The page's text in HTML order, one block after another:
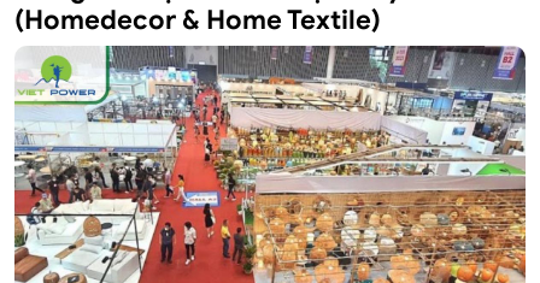
(Homedecor & Home Textile)